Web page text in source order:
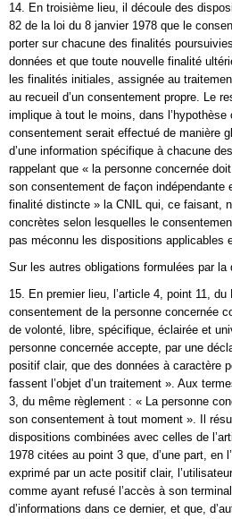
14. En troisième lieu, il découle des
82 de la loi du 8 janvier 1978 que le
porter sur chacune des finalités
données et que toute nouvelle finalité
les finalités initiales, assignée au
au recueil d’un consentement propre. Le
implique à tout le moins, dans l’hypothèse
consentement serait effectué de manière
d’une information spécifique à chacune
rappelant que « la personne concernée
son consentement de façon indépendante
finalité distincte » la CNIL qui, ce faisant,
concrètes selon lesquelles le
pas méconnu les dispositions applicables
Sur les autres obligations formulées par la
15. En premier lieu, l’article 4, point 11,
consentement de la personne concernée
de volonté, libre, spécifique, éclairée et
personne concernée accepte, par une
positif clair, que des données à caractère
fassent l’objet d’un traitement ». Aux
3, du même règlement : « La personne
son consentement à tout moment ». Il
dispositions combinées avec celles de
1978 citées au point 3 que, d’une part, en
exprimé par un acte positif clair,
comme ayant refusé l’accès à son
d’informations dans ce dernier, et que,